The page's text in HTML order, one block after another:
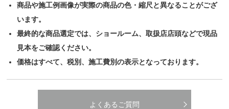
商品や施工例画像が実際の商品の色・縮尺と異なることがござ
います。
最終的な商品選定では、ショールーム、取扱店店頭などで現品
見本をご確認ください。
価格はすべて、税別、施工費別の表示となっております。
よくあるご質問